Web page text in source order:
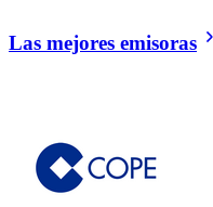
Las mejores emisoras